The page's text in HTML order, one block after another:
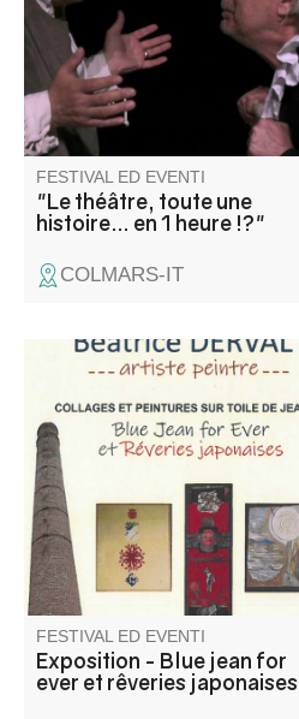
Dufour et Frank Gétreau,
racontant, au fil des époques,
l'évolution de cet art, en jouant
tous les répertoires…
FESTIVAL ED EVENTI
"Le théâtre, toute une
histoire… en 1 heure !?"
COLMARS-IT
peintures sur toile de jean de
Béatrice Derval, artiste peintre.
FESTIVAL ED EVENTI
Exposition - Blue jean for
ever et rêveries japonaises